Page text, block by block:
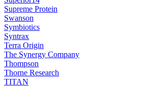
Supreme Protein
Swanson
Symbiotics
Syntrax
Terra Origin
The Synergy Company
Thompson
Thorne Research
TITAN